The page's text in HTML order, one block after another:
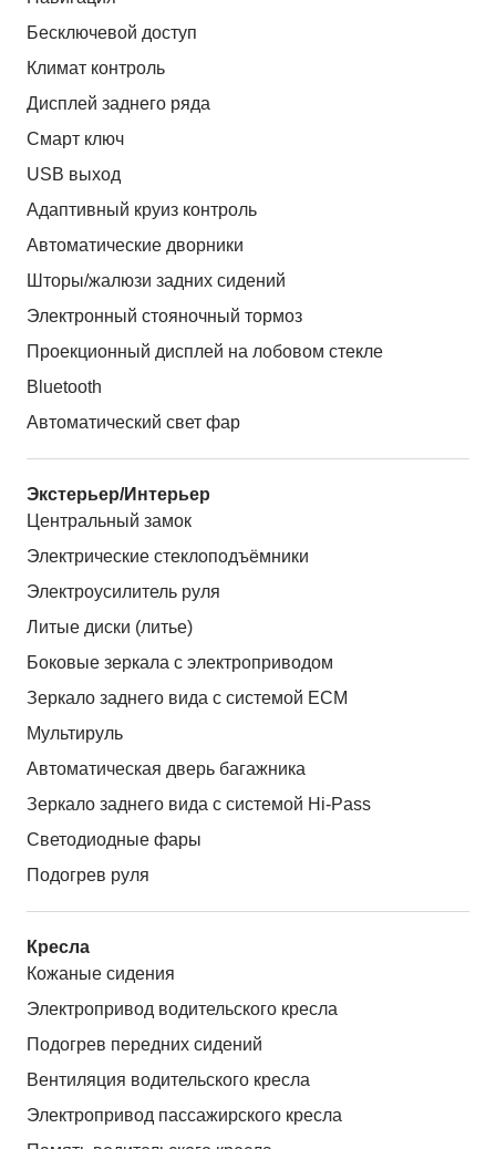
Бесключевой доступ
Климат контроль
Дисплей заднего ряда
Смарт ключ
USB выход
Адаптивный круиз контроль
Автоматические дворники
Шторы/жалюзи задних сидений
Электронный стояночный тормоз
Проекционный дисплей на лобовом стекле
Bluetooth
Автоматический свет фар
Экстерьер/Интерьер
Центральный замок
Электрические стеклоподъёмники
Электроусилитель руля
Литые диски (литье)
Боковые зеркала с электроприводом
Зеркало заднего вида с системой ЕСМ
Мультируль
Автоматическая дверь багажника
Зеркало заднего вида с системой Hi-Pass
Светодиодные фары
Подогрев руля
Кресла
Кожаные сидения
Электропривод водительского кресла
Подогрев передних сидений
Вентиляция водительского кресла
Электропривод пассажирского кресла